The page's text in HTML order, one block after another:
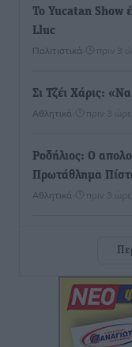
Το Yucatan Show
Lluc
Πολιτιστικά πριν 3
Σι Τζέι Χάρις:
Αθλητικά πριν 3 ώρες
Ροδήλιος: Ο
Πρωτάθλημα
Αθλητικά πριν 3 ώρες
πριν 3
Γ.Σ. Διαγόρας:
Ρίζου στις
• πριν 3